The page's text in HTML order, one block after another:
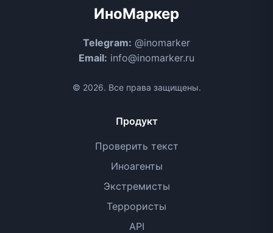
ИноМаркер
Telegram: @inomarker
Email: info@inomarker.ru
© 2026. Все права защищены.
Продукт
Проверить текст
Иноагенты
Экстремисты
Террористы
API